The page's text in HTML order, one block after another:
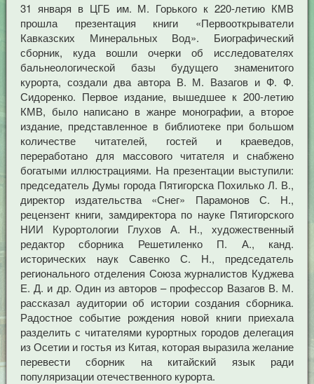
31 января в ЦГБ им. М. Горького к 220-летию КМВ
прошла презентация книги «Первооткрыватели
Кавказских Минеральных Вод». Биографический
сборник, куда вошли очерки об исследователях
бальнеологической базы будущего знаменитого
курорта, создали два автора В. М. Вазагов и Ф. Ф.
Сидоренко. Первое издание, вышедшее к 200-летию
КМВ, было написано в жанре монографии, а второе
издание, представленное в библиотеке при большом
количестве читателей, гостей и краеведов,
переработано для массового читателя и снабжено
богатыми иллюстрациями. На презентации выступили:
председатель Думы города Пятигорска Похилько Л. В.,
директор издательства «Снег» Парамонов С. Н.,
рецензент книги, замдиректора по науке Пятигорского
НИИ Курортологии Глухов А. Н., художественный
редактор сборника Решетиленко П. А., канд.
исторических наук Савенко С. Н., председатель
регионального отделения Союза журналистов Куджева
Е. Д. и др. Один из авторов – профессор Вазагов В. М.
рассказал аудитории об истории создания сборника.
Радостное событие рождения новой книги приехала
разделить с читателями курортных городов делегация
из Осетии и гостья из Китая, которая выразила желание
перевести сборник на китайский язык ради
популяризации отечественного курорта.